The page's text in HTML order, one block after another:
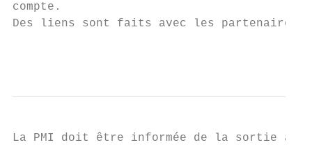
compte.
Des liens sont faits avec les partenaires
La PMI doit être informée de la sortie